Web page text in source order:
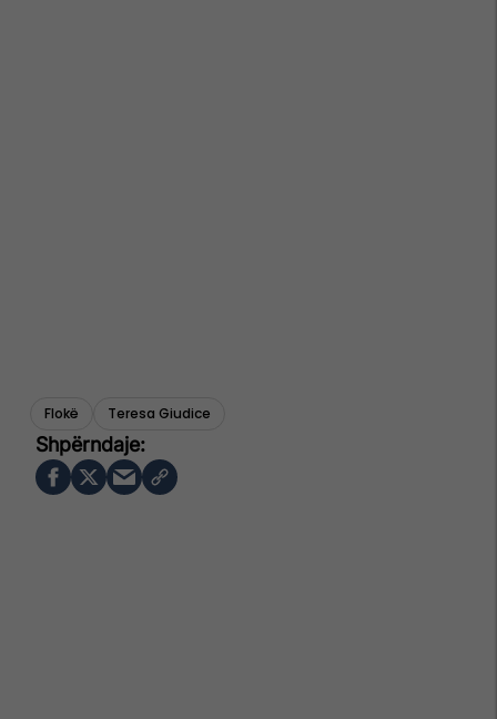
Flokë Teresa Giudice